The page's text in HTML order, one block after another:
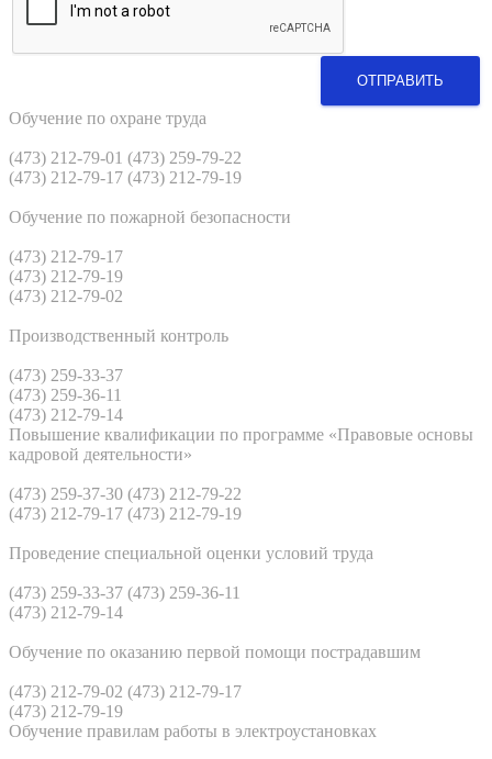
ОТПРАВИТЬ
Обучение по охране труда
(473) 212-79-01 (473) 259-79-22
(473) 212-79-17 (473) 212-79-19
Обучение по пожарной безопасности
(473) 212-79-17
(473) 212-79-19
(473) 212-79-02
Производственный контроль
(473) 259-33-37
(473) 259-36-11
(473) 212-79-14
Повышение квалификации по программе «Правовые основы
кадровой деятельности»
(473) 259-37-30 (473) 212-79-22
(473) 212-79-17 (473) 212-79-19
Проведение специальной оценки условий труда
(473) 259-33-37 (473) 259-36-11
(473) 212-79-14
Обучение по оказанию первой помощи пострадавшим
(473) 212-79-02 (473) 212-79-17
(473) 212-79-19
Обучение правилам работы в электроустановках